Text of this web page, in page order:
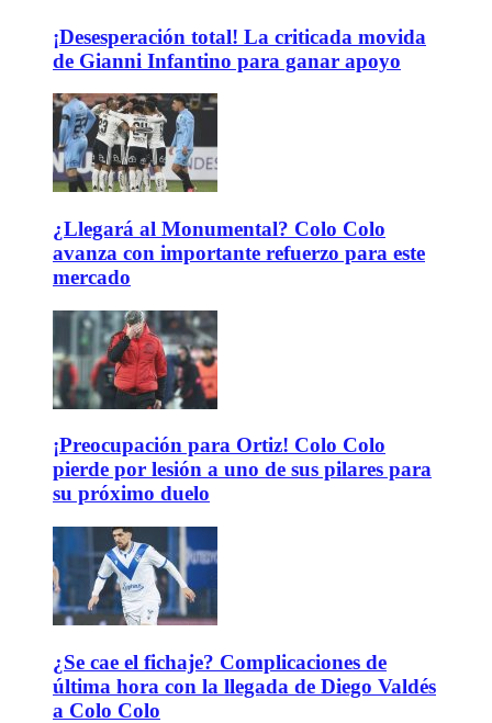
¡Desesperación total! La criticada movida
de Gianni Infantino para ganar apoyo
¿Llegará al Monumental? Colo Colo
avanza con importante refuerzo para este
mercado
¡Preocupación para Ortiz! Colo Colo
pierde por lesión a uno de sus pilares para
su próximo duelo
¿Se cae el fichaje? Complicaciones de
última hora con la llegada de Diego Valdés
a Colo Colo